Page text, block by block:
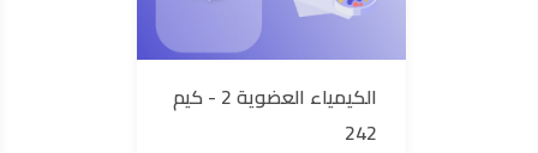
الكيمياء العضوية 2 - كيم
242